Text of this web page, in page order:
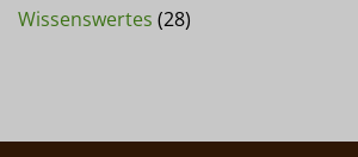
Wissenswertes (28)